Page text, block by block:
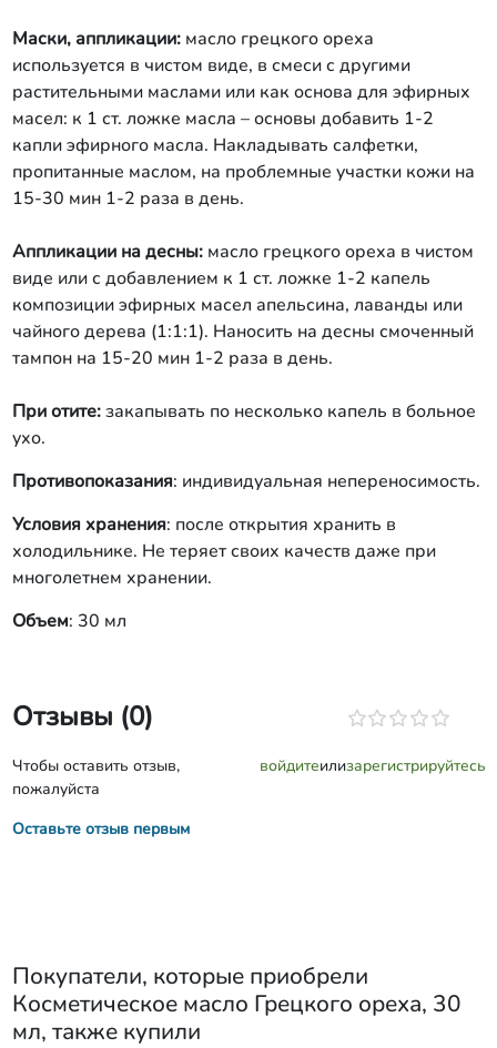
Маски, аппликации:масло грецкого ореха
используется в чистом виде, в смеси с другими
растительными маслами или как основа для эфирных
масел: к 1 ст. ложке масла – основы добавить 1-2
капли эфирного масла. Накладывать салфетки,
пропитанные маслом, на проблемные участки кожи на
15-30 мин 1-2 раза в день.
Аппликации на десны:масло грецкого ореха в чистом
виде или с добавлением к 1 ст. ложке 1-2 капель
композиции эфирных масел апельсина, лаванды или
чайного дерева (1:1:1). Наносить на десны смоченный
тампон на 15-20 мин 1-2 раза в день.
При отите:закапывать по несколько капель в больное
ухо.
Противопоказания: индивидуальная непереносимость.
Условия хранения: после открытия хранить в
холодильнике. Не теряет своих качеств даже при
многолетнем хранении.
Объем: 30 мл
Отзывы (0)
Чтобы оставить отзыв,
пожалуйста
войдитеилизарегистрируйтесь
Оставьте отзыв первым
Покупатели, которые приобрели
Косметическое масло Грецкого ореха, 30
мл, также купили